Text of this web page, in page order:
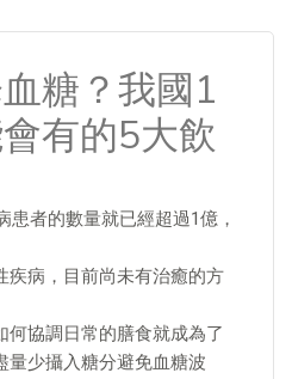
糖？我國1
有的5大飲
患者的數量就已經超過1億，
疾病，目前尚未有治癒的方
何協調日常的膳食就成為了
量少攝入糖分避免血糖波